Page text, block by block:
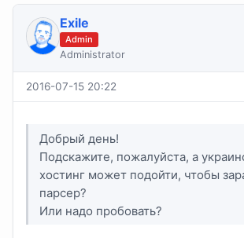
Exile
Admin
Administrator
2016-07-15 20:22
Добрый день!
Подскажите, пожалуйста, а
хостинг может подойти, чтобы
парсер?
Или надо пробовать?